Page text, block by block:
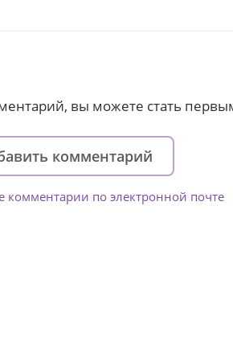
вы можете стать
комментарий
комментарии по электронной почте